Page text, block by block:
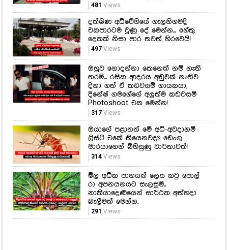
481 Views
දක්ෂිණ අධිවේගියේ ගැලනිගමදී
එකපාරටම වුණු දේ මෙන්න... හේතු
දෙකක් නිසා පාර තවත් හිරවෙයි!
497Views
ඔහුව නොදන්නා කෙනෙක් නම් නැති
තරම්... රසික ආදරය අඩුවක් නැතිව
දිනා ගත් ඒ කඩවසම් ගායකයා,
දිනේෂ් ගමගේගේ අලුත්ම කඩවසම්
Photoshoot එක මෙන්න!
317Views
ඔයාගේ පළාතත් මේ අධි-අවදානම්
ලිස්ට් එකේ තියෙනවද? ඩෙංගු
මාරයාගෙන් බිහිසුණු වාර්තාවක්!
314Views
මිල අධික පානයක් ලෙස කටු පොල්
රා අපනයනයට සැලසුම්..
නාකියාදෙණියෙන් සාර්ථක අත්හදා
බැලීමක් මෙන්න.
291 Views